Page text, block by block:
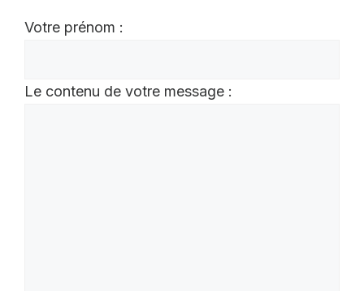
Votre prénom :
Le contenu de votre message :